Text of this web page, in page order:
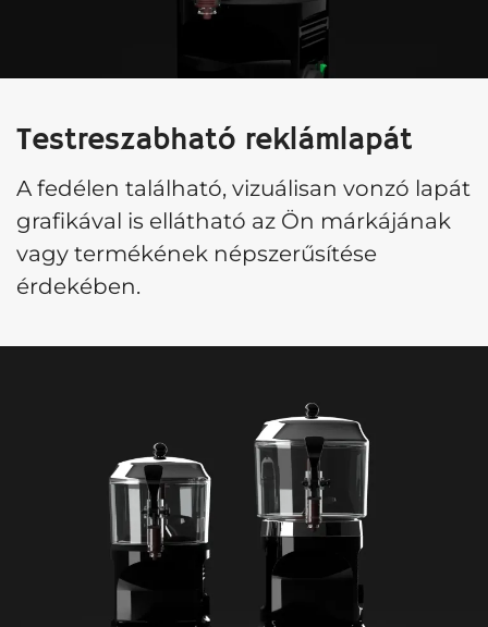
Testreszabható reklámlapát
A fedélen található, vizuálisan vonzó lapát
grafikával is ellátható az Ön márkájának
vagy termékének népszerűsítése
érdekében.